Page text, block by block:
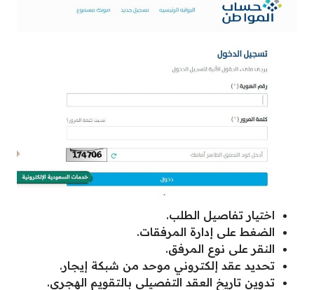
اختيار تفاصيل الطلب.
الضغط على إدارة المرفقات.
النقر على نوع المرفق.
تحديد عقد إلكتروني موحد من شبكة إيجار.
تدوين تاريخ العقد التفصيلي بالتقويم الهجري.